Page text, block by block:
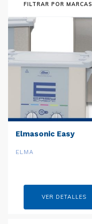
Elmasonic Easy
ELMA
VER DETALLES
FILTRAR POR MARCAS